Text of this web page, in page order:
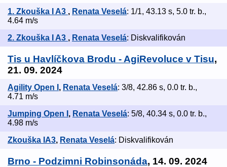
1. Zkouška I A3 , Renata Veselá: 1/1, 43.13 s, 5.0 tr. b.,
4.64 m/s
2. Zkouška I A3 , Renata Veselá: Diskvalifikován
Tis u Havlíčkova Brodu - AgiRevoluce v Tisu,
21. 09. 2024
Agility Open I , Renata Veselá: 3/8, 42.86 s, 0.0 tr. b.,
4.71 m/s
Jumping Open I , Renata Veselá: 5/8, 40.34 s, 0.0 tr. b.,
4.98 m/s
Zkouška IA3, Renata Veselá: Diskvalifikován
Brno - Podzimni Robinsonáda, 14. 09. 2024